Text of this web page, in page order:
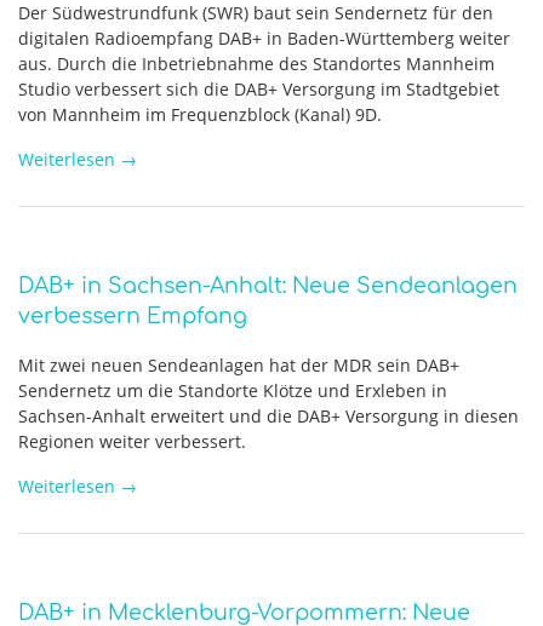
Der Südwestrundfunk (SWR) baut sein Sendernetz für den
digitalen Radioempfang DAB+ in Baden-Württemberg weiter
aus. Durch die Inbetriebnahme des Standortes Mannheim
Studio verbessert sich die DAB+ Versorgung im Stadtgebiet
von Mannheim im Frequenzblock (Kanal) 9D.
Weiterlesen →
DAB+ in Sachsen-Anhalt: Neue Sendeanlagen
verbessern Empfang
Mit zwei neuen Sendeanlagen hat der MDR sein DAB+
Sendernetz um die Standorte Klötze und Erxleben in
Sachsen-Anhalt erweitert und die DAB+ Versorgung in diesen
Regionen weiter verbessert.
Weiterlesen →
DAB+ in Mecklenburg-Vorpommern: Neue